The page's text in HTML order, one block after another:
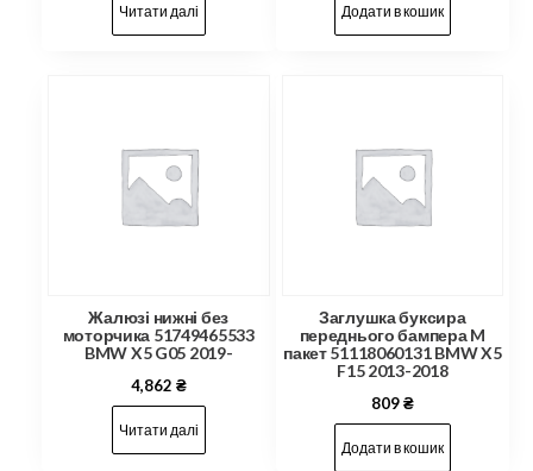
Читати далі Додати в кошик
Жалюзі нижні без
моторчика 51749465533
BMW X5 G05 2019-
4,862 ₴
Читати далі
Заглушка буксира
переднього бампера M
пакет 51118060131 BMW X5
F15 2013-2018
809₴
Додати в кошик